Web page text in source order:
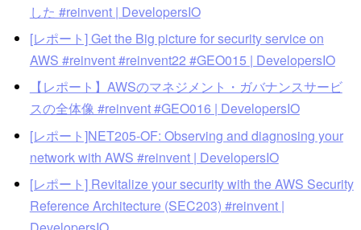
した #reinvent | DevelopersIO
[レポート] Get the Big picture for security service on
AWS #reinvent #reinvent22 #GEO015 | DevelopersIO
【レポート】AWSのマネジメント・ガバナンスサービ
スの全体像 #reinvent #GEO016 | DevelopersIO
[レポート]NET205-OF: Observing and diagnosing your
network with AWS #reinvent | DevelopersIO
[レポート] Revitalize your security with the AWS Security
Reference Architecture (SEC203) #reinvent |